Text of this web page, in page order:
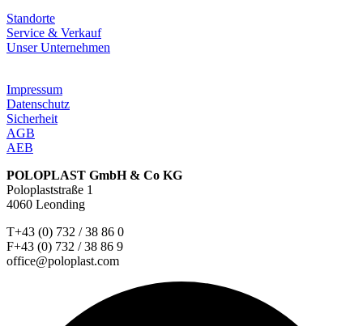
Standorte
Service & Verkauf
Unser Unternehmen
Impressum
Datenschutz
Sicherheit
AGB
AEB
POLOPLAST GmbH & Co KG
Poloplaststraße 1
4060 Leonding
T+43 (0) 732 / 38 86 0
F+43 (0) 732 / 38 86 9
office@poloplast.com